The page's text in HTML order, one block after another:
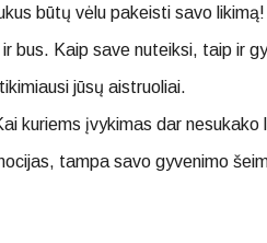
būtų vėlu pakeisti savo likimą!
bus. Kaip save nuteiksi, taip ir
jūsų aistruoliai.
kuriems įvykimas dar nesukako
tampa savo gyvenimo